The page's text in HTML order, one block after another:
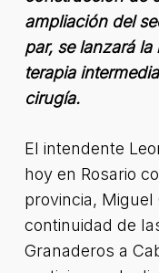
ampliación del
par, se lanzará
terapia
cirugía.
El intendente
hoy en Rosario
provincia, Miguel
continuidad de
Granaderos a